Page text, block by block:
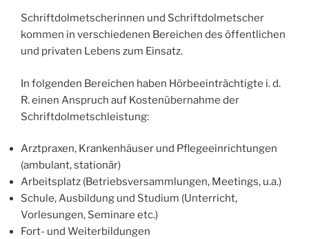
Schriftdolmetscherinnen und Schriftdolmetscher
kommen in verschiedenen Bereichen des öffentlichen
und privaten Lebens zum Einsatz.
In folgenden Bereichen haben Hörbeeinträchtigte i. d.
R. einen Anspruch auf Kostenübernahme der
Schriftdolmetschleistung:
Arztpraxen, Krankenhäuser und Pflegeeinrichtungen
(ambulant, stationär)
Arbeitsplatz (Betriebsversammlungen, Meetings, u.a.)
Schule, Ausbildung und Studium (Unterricht,
Vorlesungen, Seminare etc.)
Fort- und Weiterbildungen